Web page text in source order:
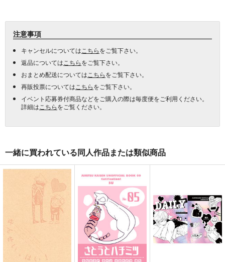
注意事項
キャンセルについては こちらをご覧下さい。
返品については こちらをご覧下さい。
おまとめ配送については こちらをご覧下さい。
再販投票については こちらをご覧下さい。
イベント応募券付商品などをご購入の際は毎度便をご利用ください。
詳細は こちらをご覧ください。
一緒に買われている同人作品または類似商品